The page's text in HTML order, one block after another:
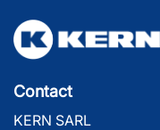
Contact
KERN SARL